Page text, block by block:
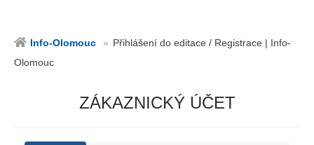
Info-Olomouc
Přihlášení do editace / Registrace | Info-
Olomouc
ZÁKAZNICKÝ ÚČET